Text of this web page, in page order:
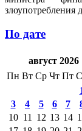
По дате
август 2026
Пн Вт Ср Чт Пт
3
4 5 6 7
10 11 12 13 14